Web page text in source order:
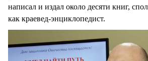
написал и издал около десяти книг,
как краевед-энциклопедист.